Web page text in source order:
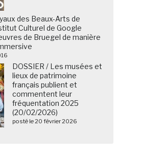
des Beaux-Arts de
Culturel de Google
de Bruegel de manière
DOSSIER / Les musées et
lieux de patrimoine
français publient et
commentent leur
fréquentation 2025
(20/02/2026)
posté le 20 février 2026